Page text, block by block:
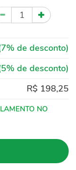
de desconto)
de desconto)
R$ 198,25